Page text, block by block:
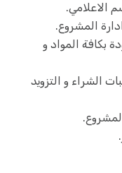
الاعلامي.
المشروع.
بكافة المواد و
الشراء و التزويد